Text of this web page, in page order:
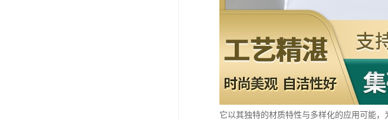
它以其独特的材质特性与多样化的应用可能